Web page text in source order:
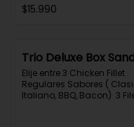
$15.990
Trio Deluxe Box
Elije entre 3 Chicken Fillet
Regulares Sabores (
Italiano, BBQ, Bacon)  3